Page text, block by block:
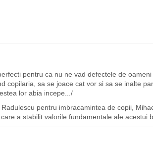
pentru ca nu ne vad defectele de
copilaria, sa se joace cat vor si sa se inalte
lor abia incepe.../
pentru imbracamintea de copii,
a stabilit valorile fundamentale ale